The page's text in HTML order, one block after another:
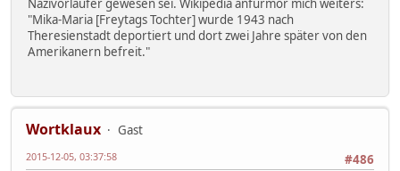
Nazivorläufer gewesen sei. Wikipedia anfurmor mich weiters:
"Mika-Maria [Freytags Tochter] wurde 1943 nach
Theresienstadt deportiert und dort zwei Jahre später von den
Amerikanern befreit."
Wortklaux
Gast
#486
2015-12-05, 03:37:58